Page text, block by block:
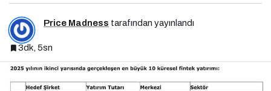
Price Madness tarafından yayınlandı
3dk, 5sn